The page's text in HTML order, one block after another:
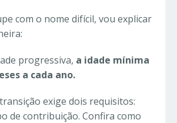
com o nome difícil, vou explicar
progressiva, a idade mínima
a cada ano.
exige dois requisitos:
de contribuição. Confira como